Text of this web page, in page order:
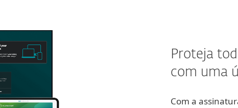
Proteja
com uma
Com a